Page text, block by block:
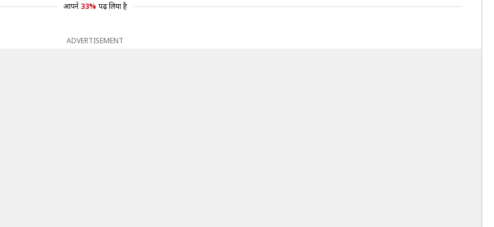
आपने 33% पढ़ लिया है
ADVERTISEMENT